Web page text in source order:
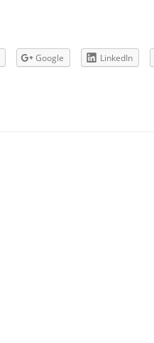
Google LinkedIn